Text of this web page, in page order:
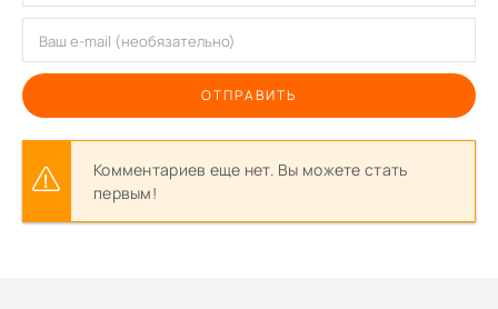
ОТПРАВИТЬ
Комментариев еще нет. Вы можете стать
первым!